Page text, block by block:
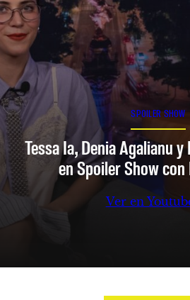
SPOILER SHOW
Tessa Ia, Denia Agalianu
en Spoiler Show con
Ver en